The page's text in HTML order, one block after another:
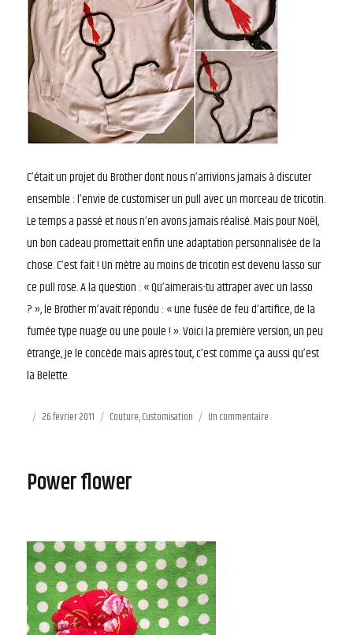
C’était un projet du Brother dont nous n’arrivions jamais à discuter
ensemble : l’envie de customiser un pull avec un morceau de tricotin.
Le temps a passé et nous n’en avons jamais réalisé. Mais pour Noël,
un bon cadeau promettait enfin une adaptation personnalisée de la
chose. C’est fait ! Un mètre au moins de tricotin est devenu lasso sur
ce pull rose. A la question : « Qu’aimerais-tu attraper avec un lasso
? », le Brother m’avait répondu : « une fusée de feu d’artifice, de la
fumée type nuage ou une poule ! ». Voici la première version, un peu
étrange, je le concède mais après tout, c’est comme ça aussi qu’est
la Belette.
Publié
26 février 2011 Catégories
Couture,Customisation Un commentaire
Power flower